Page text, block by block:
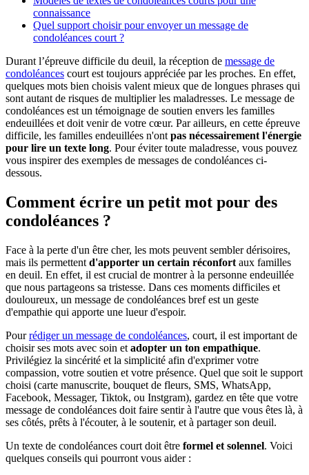
connaissance
Quel support choisir pour envoyer un message de
condoléances court ?
Durant l’épreuve difficile du deuil, la réception de message de
condoléances court est toujours appréciée par les proches. En effet,
quelques mots bien choisis valent mieux que de longues phrases qui
sont autant de risques de multiplier les maladresses. Le message de
condoléances est un témoignage de soutien envers les familles
endeuillées et doit venir de votre cœur. Par ailleurs, en cette épreuve
difficile, les familles endeuillées n'ont pas nécessairement l'énergie
pour lire un texte long. Pour éviter toute maladresse, vous pouvez
vous inspirer des exemples de messages de condoléances ci-
dessous.
Comment écrire un petit mot pour des
condoléances ?
Face à la perte d'un être cher, les mots peuvent sembler dérisoires,
mais ils permettent d'apporter un certain réconfort aux familles
en deuil. En effet, il est crucial de montrer à la personne endeuillée
que nous partageons sa tristesse. Dans ces moments difficiles et
douloureux, un message de condoléances bref est un geste
d'empathie qui apporte une lueur d'espoir.
Pourrédiger un message de condoléances, court, il est important de
choisir ses mots avec soin et adopter un ton empathique.
Privilégiez la sincérité et la simplicité afin d'exprimer votre
compassion, votre soutien et votre présence. Quel que soit le support
choisi (carte manuscrite, bouquet de fleurs, SMS, WhatsApp,
Facebook, Messager, Tiktok, ou Instgram), gardez en tête que votre
message de condoléances doit faire sentir à l'autre que vous êtes là, à
ses côtés, prêts à l'écouter, à le soutenir, et à partager son deuil.
Un texte de condoléances court doit être formel et solennel. Voici
quelques conseils qui pourront vous aider :